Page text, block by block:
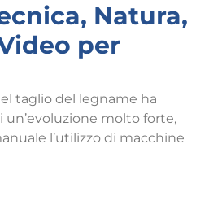
Natura,
per
taglio del legname ha
molto forte,
l’utilizzo di macchine